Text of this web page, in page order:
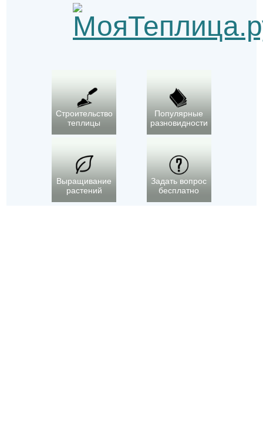
Строительство
теплицы
Популярные
разновидности
Выращивание
растений
Задать вопрос
бесплатно